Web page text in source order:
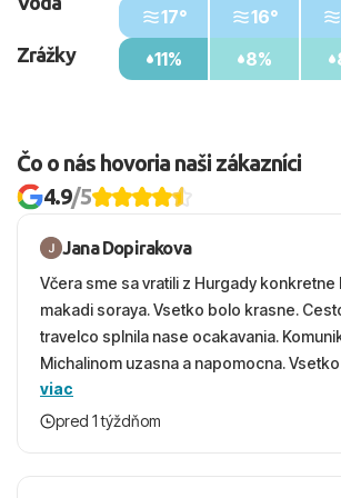
Zrážky
17°
11%
16°
8%
Čo o nás hovoria naši zákazníci
4.9/5
Jana Dopirakova
Včera sme sa vratili z Hurgady konkretne
makadi soraya. Vsetko bolo krasne.
travelco splnila nase ocakavania.
Michalinom uzasna a napomocna.
vecernych hodinach zaco sa
krasny, cisty. Sluzby top. Strava,
viac
pred 1 týždňom